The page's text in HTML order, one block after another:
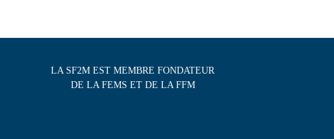
LA SF2M EST MEMBRE FONDATEUR
DE LA FEMS ET DE LA FFM